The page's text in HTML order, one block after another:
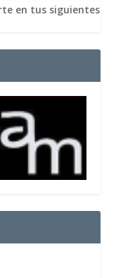
en tus siguientes